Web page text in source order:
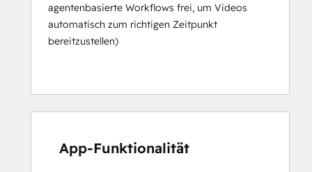
agentenbasierte Workflows frei, um Videos
automatisch zum richtigen Zeitpunkt
bereitzustellen)
App-Funktionalität